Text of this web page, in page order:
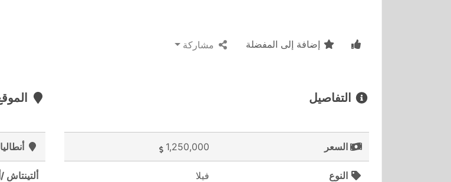
إضافة إلى المفضلة مشاركة
التفاصيل
السعر 1,250,000
النوع فيلا
أنطاليا
ألتينتاش